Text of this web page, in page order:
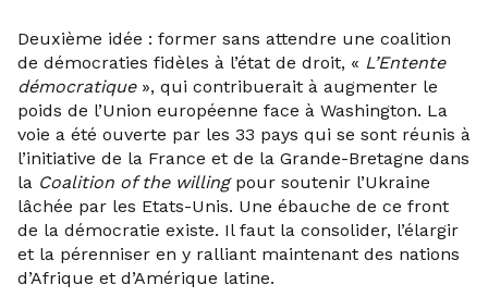
Deuxième idée : former sans attendre une coalition
de démocraties fidèles à l’état de droit, « L’Entente
démocratique», qui contribuerait à augmenter le
poids de l’Union européenne face à Washington. La
voie a été ouverte par les 33 pays qui se sont réunis à
l’initiative de la France et de la Grande-Bretagne dans
la Coalition of the willingpour soutenir l’Ukraine
lâchée par les Etats-Unis. Une ébauche de ce front
de la démocratie existe. Il faut la consolider, l’élargir
et la pérenniser en y ralliant maintenant des nations
d’Afrique et d’Amérique latine.